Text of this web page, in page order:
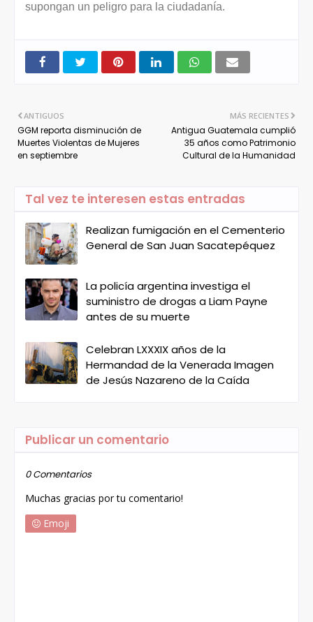
supongan un peligro para la ciudadanía.
MÁS RECIENTES
Antigua Guatemala cumplió
35 años como Patrimonio
Cultural de la Humanidad
ANTIGUOS
GGM reporta disminución de
Muertes Violentas de Mujeres
en septiembre
Tal vez te interesen estas entradas
Realizan fumigación en el Cementerio
General de San Juan Sacatepéquez
La policía argentina investiga el
suministro de drogas a Liam Payne
antes de su muerte
Celebran LXXXIX años de la
Hermandad de la Venerada Imagen
de Jesús Nazareno de la Caída
Publicar un comentario
0 Comentarios
Muchas gracias por tu comentario!
Emoji